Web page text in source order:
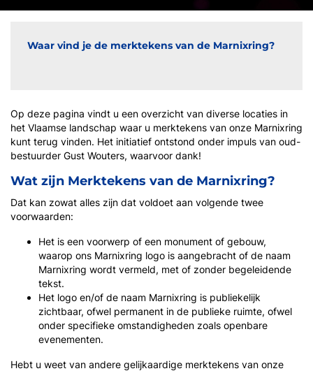
Waar vind je de merktekens van de Marnixring?
Op deze pagina vindt u een overzicht van diverse locaties in
het Vlaamse landschap waar u merktekens van onze Marnixring
kunt terug vinden. Het initiatief ontstond onder impuls van oud-
bestuurder Gust Wouters, waarvoor dank!
Wat zijn Merktekens van de Marnixring?
Dat kan zowat alles zijn dat voldoet aan volgende twee
voorwaarden:
Het is een voorwerp of een monument of gebouw,
waarop ons Marnixring logo is aangebracht of de naam
Marnixring wordt vermeld, met of zonder begeleidende
tekst.
Het logo en/of de naam Marnixring is publiekelijk
zichtbaar, ofwel permanent in de publieke ruimte, ofwel
onder specifieke omstandigheden zoals openbare
evenementen.
Hebt u weet van andere gelijkaardige merktekens van onze